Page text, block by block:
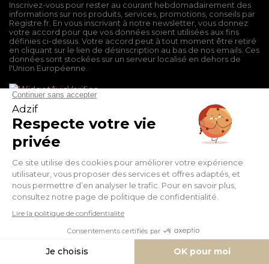
Inscrivez-vous pour rester au courant hebdomadairement des
informations sur nos produits, services, promotions, conseils par
Registre.fr. En vous inscrivant à notre newsletter, vous donnez
votre accord pour que vos données soient utilisées aux fins
définies ci-dessus. Votre accord peut à tout moment être retiré
en cliquant sur le lien de désinscription au bas de nos emails. Ces
données sont stockées sur un serveur localisé en dehors de
l'Union Européenne.
Conditions générales de vente
Politique de confidentialité
FacebookTwitter